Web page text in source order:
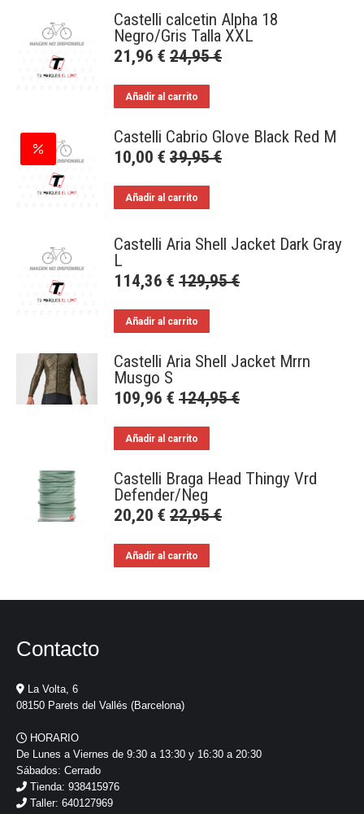
Castelli calcetin Alpha 18
Negro/Gris Talla XXL
21,96 € 24,95€
Añadir al carrito
Castelli Cabrio Glove Black Red M
10,00 € 39,95€
Añadir al carrito
Castelli Aria Shell Jacket Dark Gray
L
114,36 € 129,95€
Añadir al carrito
Castelli Aria Shell Jacket Mrrn
Musgo S
109,96 € 124,95€
Añadir al carrito
Castelli Braga Head Thingy Vrd
Defender/Neg
20,20 € 22,95€
Añadir al carrito
Contacto
La Volta, 6
08150 Parets del Vallés (Barcelona)
HORARIO
De Lunes a Viernes de 9:30 a 13:30 y 16:30 a 20:30
Sábados: Cerrado
Tienda: 938415976
Taller: 640127969